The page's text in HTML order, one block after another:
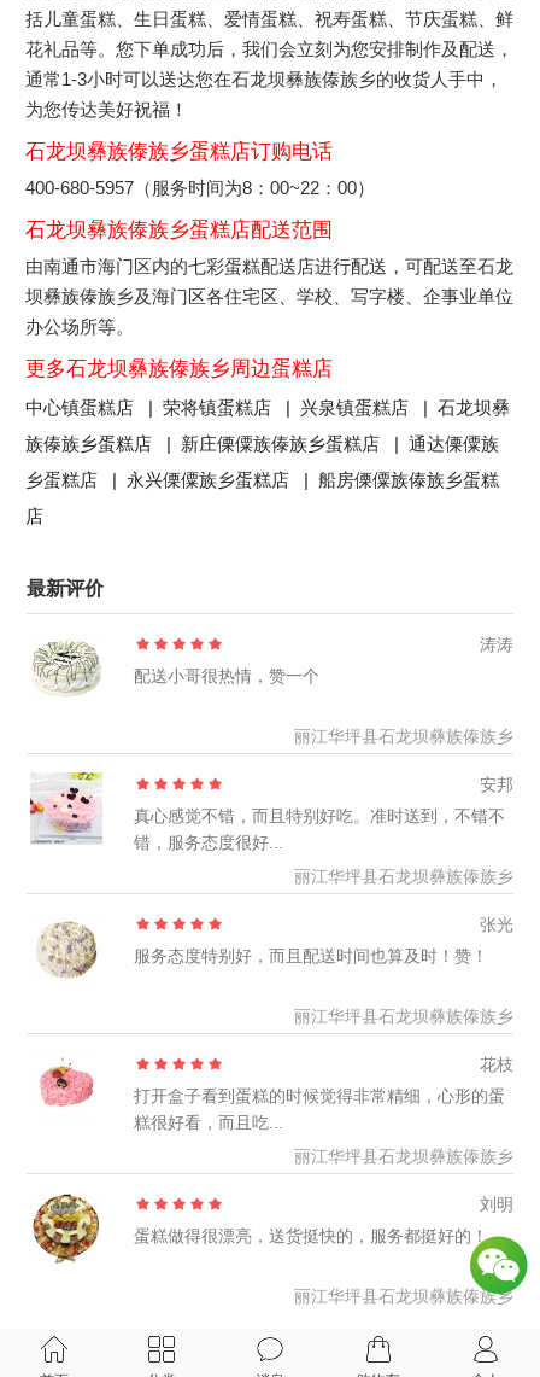
括儿童蛋糕、生日蛋糕、爱情蛋糕、祝寿蛋糕、节庆蛋糕、鲜
花礼品等。您下单成功后，我们会立刻为您安排制作及配送，
通常1-3小时可以送达您在石龙坝彝族傣族乡的收货人手中，
为您传达美好祝福！
石龙坝彝族傣族乡蛋糕店订购电话
400-680-5957（服务时间为8：00~22：00）
石龙坝彝族傣族乡蛋糕店配送范围
由南通市海门区内的七彩蛋糕配送店进行配送，可配送至石龙
坝彝族傣族乡及海门区各住宅区、学校、写字楼、企事业单位
办公场所等。
更多石龙坝彝族傣族乡周边蛋糕店
中心镇蛋糕店 |荣将镇蛋糕店 | 兴泉镇蛋糕店 |石龙坝彝
族傣族乡蛋糕店 | 新庄傈僳族傣族乡蛋糕店 |通达傈僳族
乡蛋糕店 | 永兴傈僳族乡蛋糕店 |船房傈僳族傣族乡蛋糕
店
最新评价
涛涛
配送小哥很热情，赞一个
丽江华坪县石龙坝彝族傣族乡
安邦
真心感觉不错，而且特别好吃。准时送到，不错不
错，服务态度很好...
丽江华坪县石龙坝彝族傣族乡
张光
服务态度特别好，而且配送时间也算及时！赞！
丽江华坪县石龙坝彝族傣族乡
花枝
打开盒子看到蛋糕的时候觉得非常精细，心形的蛋
糕很好看，而且吃...
丽江华坪县石龙坝彝族傣族乡
刘明
蛋糕做得很漂亮，送货挺快的，服务都挺好的！
丽江华坪县石龙坝彝族傣族乡